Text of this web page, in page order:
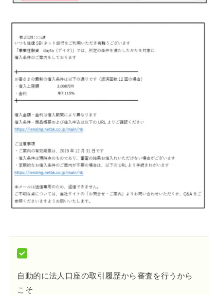
自動的に法人口座の取引履歴から審査を行うから
こそ